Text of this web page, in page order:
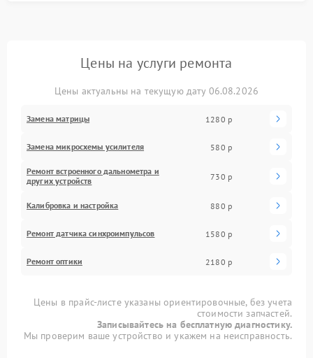
Цены на услуги ремонта
Цены актуальны на текущую дату 06.08.2026
Замена матрицы 1280 р
Замена микросхемы усилителя 580 р
Ремонт встроенного дальнометра и
других устройств
730 р
Калибровка и настройка 880 р
Ремонт датчика синхроимпульсов 1580 р
Ремонт оптики 2180 р
Цены в прайс-листе указаны ориентировочные, без учета
стоимости запчастей.
Записывайтесь на бесплатную диагностику.
Мы проверим ваше устройство и укажем на неисправность.